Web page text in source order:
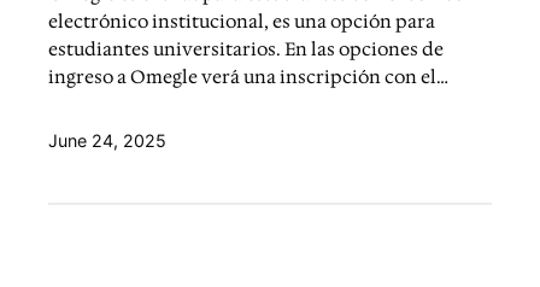
electrónico institucional, es una opción para
estudiantes universitarios. En las opciones de
ingreso a Omegle verá una inscripción con el…
June 24, 2025